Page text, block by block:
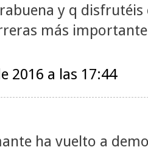
y q
más
2016 a las 17:44
ha vuelto a